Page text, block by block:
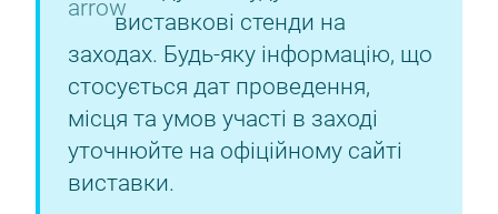
виставкові стенди на
заходах. Будь-яку інформацію, що
стосується дат проведення,
місця та умов участі в заході
уточнюйте на офіційному сайті
виставки.